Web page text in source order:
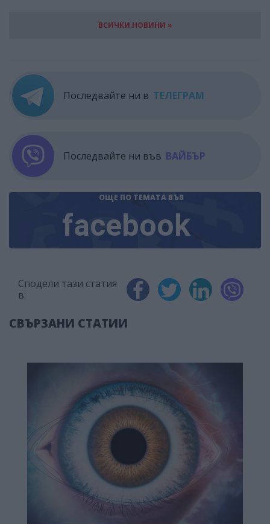
ВСИЧКИ НОВИНИ »
Последвайте ни в ТЕЛЕГРАМ
Последвайте ни във ВАЙБЪР
ОЩЕ ПО ТЕМАТА ВЪВ
facebook
Сподели тази статия
в:
СВЪРЗАНИ СТАТИИ